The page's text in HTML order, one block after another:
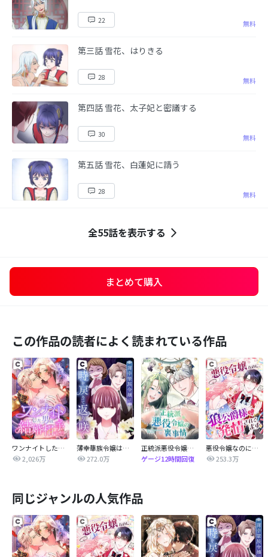
22 無料
第三話 雪花、はりきる
28 無料
第四話 雪花、太子妃と密議する
30 無料
第五話 雪花、白蓮妃に請う
28 無料
全55話を表示する
まとめて購入
この作品の読者によく読まれている作品
ワンナイトした男は結婚相手でした
2,026万
薄幸華族令嬢は時を戻りて返り咲く
272.0万
正統派悪役令嬢の裏事情
ゲージ12時間回復
悪役令嬢なのに、狼公爵様に発情されてます
253.3万
同じジャンルの人気作品